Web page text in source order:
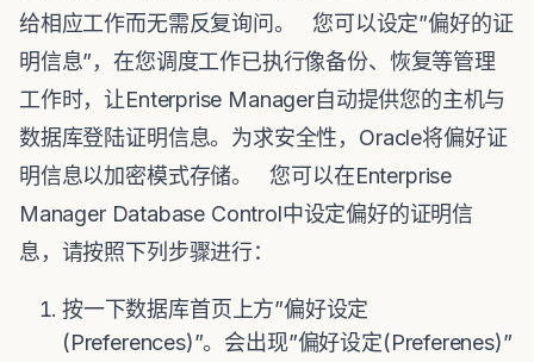
给相应工作而无需反复询问。 您可以设定”偏好的证
明信息”，在您调度工作已执行像备份、恢复等管理
工作时，让Enterprise Manager自动提供您的主机与
数据库登陆证明信息。为求安全性，Oracle将偏好证
明信息以加密模式存储。 您可以在Enterprise
Manager Database Control中设定偏好的证明信
息，请按照下列步骤进行：
按一下数据库首页上方”偏好设定
(Preferences)”。会出现”偏好设定(Preferenes)”